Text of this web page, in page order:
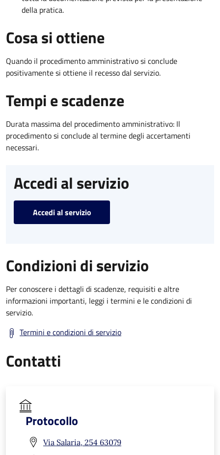
della pratica.
Cosa si ottiene
Quando il procedimento amministrativo si conclude
positivamente si ottiene il recesso dal servizio.
Tempi e scadenze
Durata massima del procedimento amministrativo: Il
procedimento si conclude al termine degli accertamenti
necessari.
Accedi al servizio
Accedi al servizio
Condizioni di servizio
Per conoscere i dettagli di scadenze, requisiti e altre
informazioni importanti, leggi i termini e le condizioni di
servizio.
Termini e condizioni di servizio
Contatti
Protocollo
Via Salaria, 254 63079